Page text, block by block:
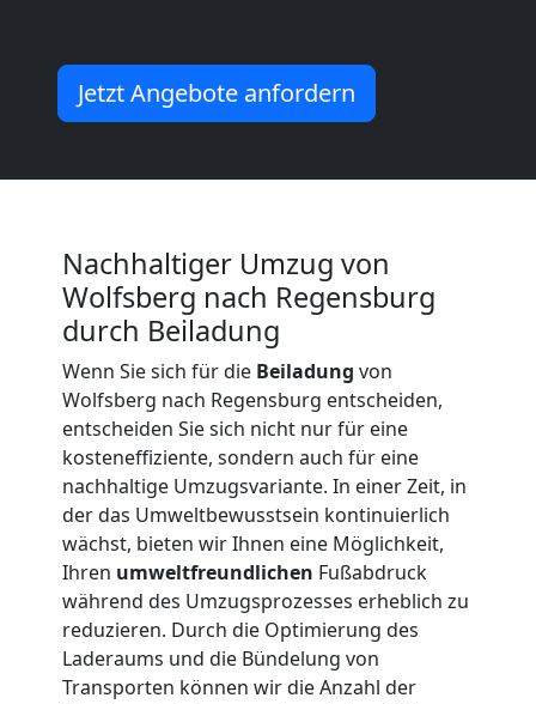
Jetzt Angebote anfordern
Nachhaltiger Umzug von
Wolfsberg nach Regensburg
durch Beiladung
Wenn Sie sich für die Beiladung von
Wolfsberg nach Regensburg entscheiden,
entscheiden Sie sich nicht nur für eine
kosteneffiziente, sondern auch für eine
nachhaltige Umzugsvariante. In einer Zeit, in
der das Umweltbewusstsein kontinuierlich
wächst, bieten wir Ihnen eine Möglichkeit,
Ihren umweltfreundlichen Fußabdruck
während des Umzugsprozesses erheblich zu
reduzieren. Durch die Optimierung des
Laderaums und die Bündelung von
Transporten können wir die Anzahl der
Wolfsberg
LKW
Möbellift
Wolfsberg
Übersiedlung
Wolfsberg